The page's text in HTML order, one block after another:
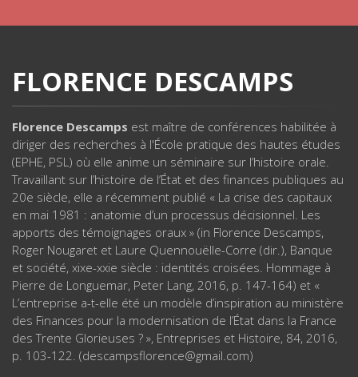
FLORENCE DESCAMPS
Florence Descamps est maître de conférences habilitée à
diriger des recherches à l'École pratique des hautes études
(EPHE, PSL) où elle anime un séminaire sur l’histoire orale.
Travaillant sur l’histoire de l’État et des finances publiques au
20e siècle, elle a récemment publié « La crise des capitaux
en mai 1981 : anatomie d’un processus décisionnel. Les
apports des témoignages oraux » (in Florence Descamps,
Roger Nougaret et Laure Quennouëlle-Corre (dir.), Banque
et société, xixe-xxie siècle : identités croisées. Hommage à
Pierre de Longuemar, Peter Lang, 2016, p. 147-164) et «
L’entreprise a-t-elle été un modèle d’inspiration au ministère
des Finances pour la modernisation de l’État dans la France
des Trente Glorieuses ? », Entreprises et Histoire, 84, 2016,
p. 103-122. (descampsflorence@gmail.com)